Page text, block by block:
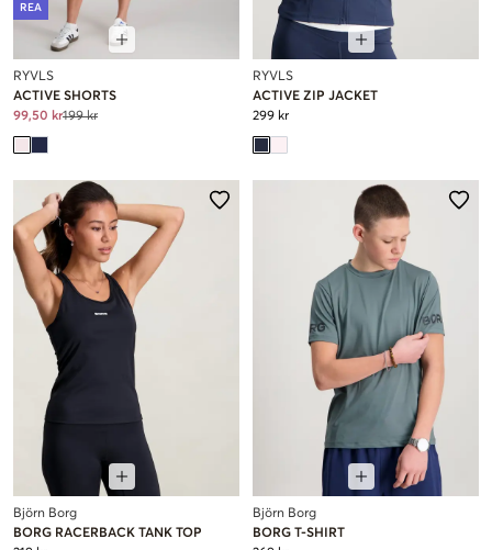
REA
RYVLS
ACTIVE SHORTS
99,50 kr199 kr
RYVLS
ACTIVE ZIP JACKET
299 kr
Björn Borg
BORG RACERBACK TANK TOP
Björn Borg
BORG T-SHIRT